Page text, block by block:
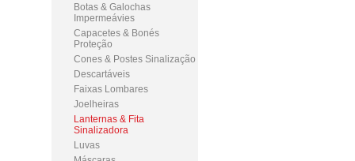
Botas & Galochas
Impermeávies
Capacetes & Bonés
Proteção
Cones & Postes Sinalização
Descartáveis
Faixas Lombares
Joelheiras
Lanternas & Fita
Sinalizadora
Luvas